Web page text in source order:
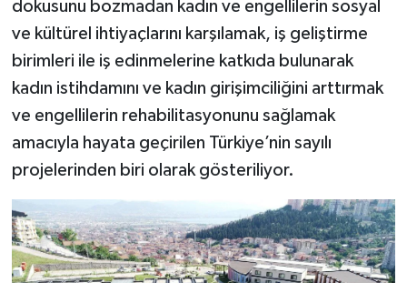
dokusunu bozmadan kadın ve engellilerin sosyal
ve kültürel ihtiyaçlarını karşılamak, iş geliştirme
birimleri ile iş edinmelerine katkıda bulunarak
kadın istihdamını ve kadın girişimciliğini arttırmak
ve engellilerin rehabilitasyonunu sağlamak
amacıyla hayata geçirilen Türkiye’nin sayılı
projelerinden biri olarak gösteriliyor.